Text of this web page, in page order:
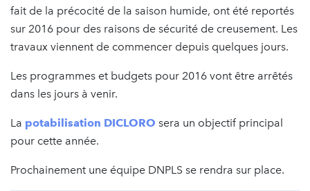
fait de la précocité de la saison humide, ont été reportés
sur 2016 pour des raisons de sécurité de creusement. Les
travaux viennent de commencer depuis quelques jours.
Les programmes et budgets pour 2016 vont être arrêtés
dans les jours à venir.
La potabilisation DICLORO sera un objectif principal
pour cette année.
Prochainement une équipe DNPLS se rendra sur place.